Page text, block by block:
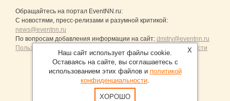
Обращайтесь на портал EventNN.ru:
С новостями, пресс-релизами и разумной критикой:
news@eventnn.ru
По вопросам добавления информации на сайт: dmitry@eventnn.ru
Пользовательское Соглашение и политика конфиденциальности
Продвижение сайтов Санкт-Петербург
X
Наш сайт использует файлы cookie.
Оставаясь на сайте, вы соглашаетесь с
использованием этих файлов и политикой
конфиденциальности.
ХОРОШО